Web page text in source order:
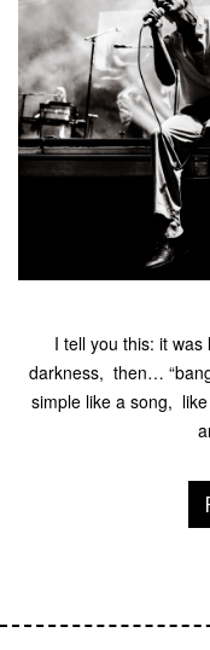
I tell you this: it was
darkness, then…
simple like a song,